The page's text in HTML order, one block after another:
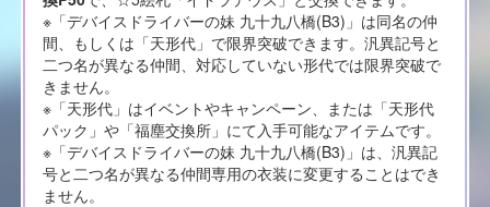
※「デバイスドライバーの妹 九十九八橋(B3)」は同名の仲
間、もしくは「天形代」で限界突破できます。汎異記号と
二つ名が異なる仲間、対応していない形代では限界突破で
きません。
※「天形代」はイベントやキャンペーン、または「天形代
パック」や「福塵交換所」にて入手可能なアイテムです。
※「デバイスドライバーの妹 九十九八橋(B3)」は、汎異記
号と二つ名が異なる仲間専用の衣装に変更することはでき
ません。